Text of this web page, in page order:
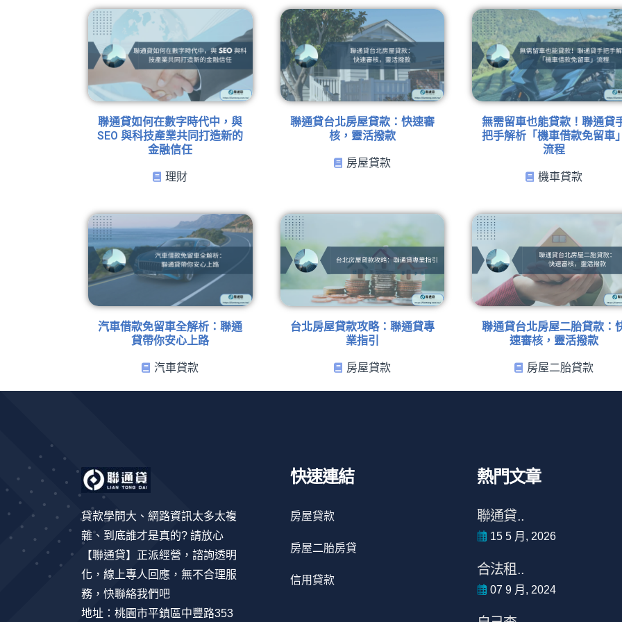
聯通貸如何在數字時代中，與
SEO 與科技產業共同打造新的
金融信任
理財
聯通貸台北房屋貸款：快速審
核，靈活撥款
房屋貸款
無需留車也能貸款！聯通貸
把手解析「機車借款免留車
流程
機車貸款
汽車借款免留車全解析：聯通
貸帶你安心上路
汽車貸款
台北房屋貸款攻略：聯通貸專
業指引
房屋貸款
聯通貸台北房屋二胎貸款：
速審核，靈活撥款
房屋二胎貸款
貸款學問大、網路資訊太多太複
雜、到底誰才是真的? 請放心
【聯通貸】正派經營，諮詢透明
化，線上專人回應，無不合理服
務，快聯絡我們吧
地址：桃園市平鎮區中豐路353
快速連結
房屋貸款
房屋二胎房貸
信用貸款
熱門文章
聯通貸..
15 5 月, 2026
合法租..
07 9 月, 2024